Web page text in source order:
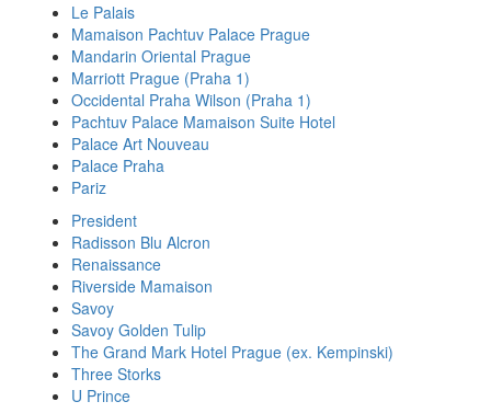
Le Palais
Mamaison Pachtuv Palace Prague
Mandarin Oriental Prague
Marriott Prague (Praha 1)
Occidental Praha Wilson (Praha 1)
Pachtuv Palace Mamaison Suite Hotel
Palace Art Nouveau
Palace Praha
Pariz
President
Radisson Blu Alcron
Renaissance
Riverside Mamaison
Savoy
Savoy Golden Tulip
The Grand Mark Hotel Prague (ex. Kempinski)
Three Storks
U Prince